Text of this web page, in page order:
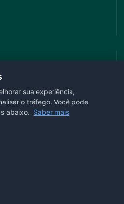
Centro CEP: 78.280-000 -
sua experiência,
o tráfego. Você pode
abaixo. Saber mais